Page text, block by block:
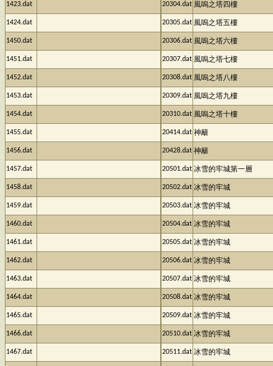
1423.dat
1424.dat
1450.dat
1451.dat
1452.dat
1453.dat
1454.dat
1455.dat
1456.dat
1457.dat
1458.dat
1459.dat
1460.dat
1461.dat
1462.dat
1463.dat
1464.dat
1465.dat
1466.dat
1467.dat
20304.dat 風嗚之塔四樓
20305.dat 風嗚之塔五樓
20306.dat 風嗚之塔六樓
20307.dat 風嗚之塔七樓
20308.dat 風嗚之塔八樓
20309.dat 風嗚之塔九樓
20310.dat 風嗚之塔十樓
20414.dat 神籬
20428.dat 神籬
20501.dat 冰雪的牢城第一層
20502.dat 冰雪的牢城
20503.dat 冰雪的牢城
20504.dat 冰雪的牢城
20505.dat 冰雪的牢城
20506.dat 冰雪的牢城
20507.dat 冰雪的牢城
20508.dat 冰雪的牢城
20509.dat 冰雪的牢城
20510.dat 冰雪的牢城
20511.dat 冰雪的牢城